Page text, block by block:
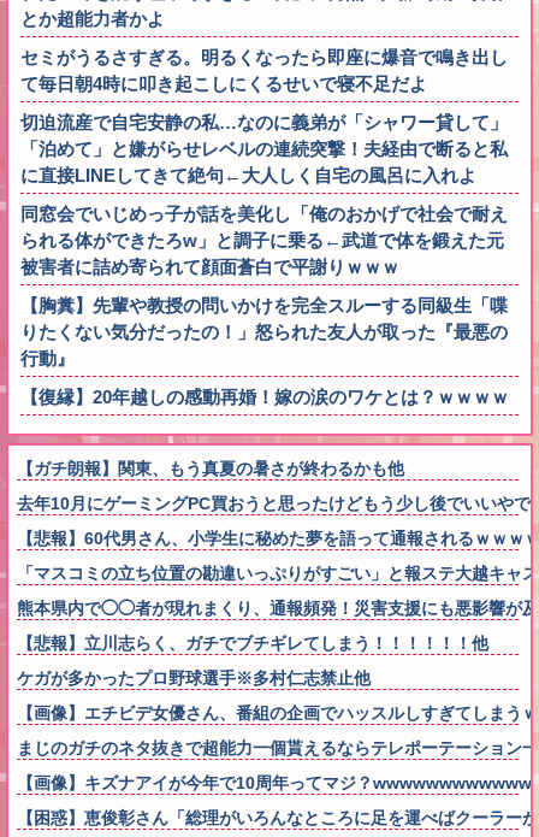
とか超能力者かよ
セミがうるさすぎる。明るくなったら即座に爆音で鳴き出し
て毎日朝4時に叩き起こしにくるせいで寝不足だよ
切迫流産で自宅安静の私…なのに義弟が「シャワー貸して」
「泊めて」と嫌がらせレベルの連続突撃！夫経由で断ると私
に直接LINEしてきて絶句←大人しく自宅の風呂に入れよ
同窓会でいじめっ子が話を美化し「俺のおかげで社会で耐え
られる体ができたろw」と調子に乗る←武道で体を鍛えた元
被害者に詰め寄られて顔面蒼白で平謝りｗｗｗ
【胸糞】先輩や教授の問いかけを完全スルーする同級生「喋
りたくない気分だったの！」怒られた友人が取った『最悪の
行動』
【復縁】20年越しの感動再婚！嫁の涙のワケとは？ｗｗｗｗ
【ガチ朗報】関東、もう真夏の暑さが終わるかも他
去年10月にゲーミングPC買おうと思ったけどもう少し後でいいや
【悲報】60代男さん、小学生に秘めた夢を語って通報されるｗｗｗ
「マスコミの立ち位置の勘違いっぷりがすごい」と報ステ大越キ
熊本県内で◯◯者が現れまくり、通報頻発！災害支援にも悪影響が
【悲報】立川志らく、ガチでブチギレてしまう！！！！！！他
ケガが多かったプロ野球選手※多村仁志禁止他
【画像】エチビデ女優さん、番組の企画でハッスルしすぎてしまう
まじのガチのネタ抜きで超能力一個貰えるならテレポーテーション
【画像】キズナアイが今年で10周年ってマジ？
【困惑】恵俊彰さん「総理がいろんなところに足を運べばクーラー